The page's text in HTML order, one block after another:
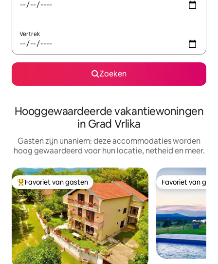
Vertrek
Zoeken
Hooggewaardeerde vakantiewoningen
in Grad Vrlika
Gasten zijn unaniem: deze accommodaties worden
hoog gewaardeerd voor hun locatie, netheid en meer.
Topfavoriet van gasten
Favoriet van gasten Favoriet van
Favoriet van